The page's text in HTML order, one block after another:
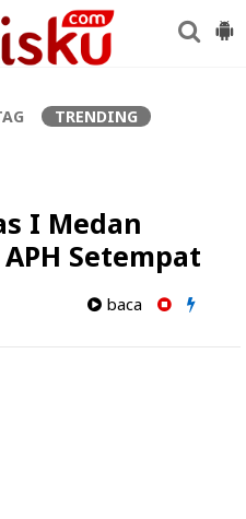
TRENDING
I Medan
Setempat
baca